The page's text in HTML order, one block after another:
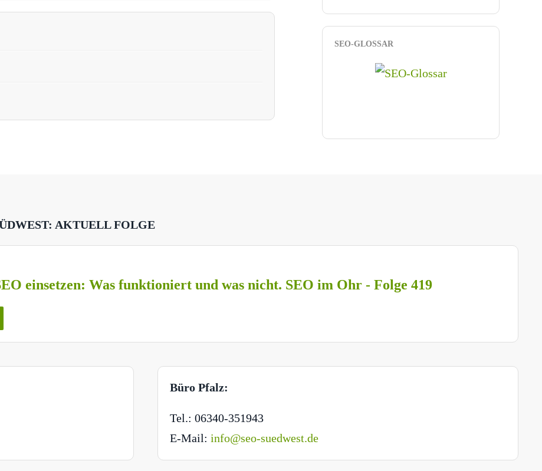
SEO-GLOSSAR
AKTUELL FOLGE
einsetzen: Was funktioniert und was nicht. SEO im Ohr - Folge 419
Büro Pfalz:
Tel.: 06340-351943
E-Mail: info@seo-suedwest.de